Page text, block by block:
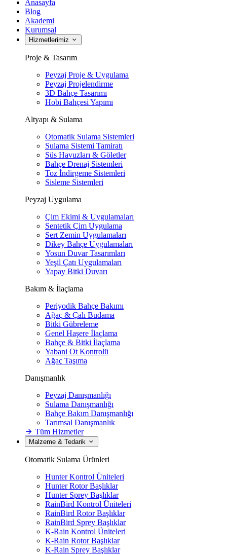
Anasayfa
Blog
Akademi
Kurumsal
Hizmetlerimiz
Proje & Tasarım
Peyzaj Proje & Uygulama
Peyzaj Projelendirme
3D Bahçe Tasarımı
Hobi Bahçesi Yapımı
Altyapı & Sulama
Otomatik Sulama Sistemleri
Sulama Sistemi Tamiratı
Süs Havuzları & Göletler
Bahçe Drenaj Sistemleri
Toz İndirgeme Sistemleri
Sisleme Sistemleri
Peyzaj Uygulama
Çim Ekimi & Uygulamaları
Sentetik Çim Uygulama
Sert Zemin Uygulamaları
Dikey Bahçe Uygulamaları
Yosun Duvar Tasarımları
Yeşil Çatı Uygulamaları
Yapay Bitki Duvarı
Bakım & İlaçlama
Periyodik Bahçe Bakımı
Ağaç & Çalı Budama
Bitki Gübreleme
Genel Haşere İlaçlama
Bahçe & Bitki İlaçlama
Yabani Ot Kontrolü
Ağaç Taşıma
Danışmanlık
Peyzaj Danışmanlığı
Sulama Danışmanlığı
Bahçe Bakım Danışmanlığı
Tarımsal Danışmanlık
Tüm Hizmetler
Malzeme & Tedarik
Otomatik Sulama Ürünleri
Hunter Kontrol Üniteleri
Hunter Rotor Başlıklar
Hunter Sprey Başlıklar
RainBird Kontrol Üniteleri
RainBird Rotor Başlıklar
RainBird Sprey Başlıklar
K-Rain Kontrol Üniteleri
K-Rain Rotor Başlıklar
K-Rain Sprey Başlıklar